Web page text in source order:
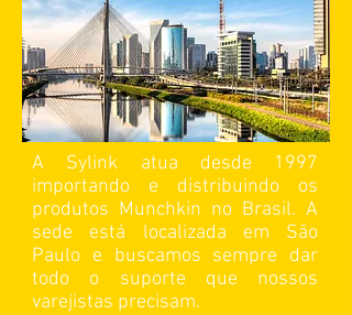
A Sylink atua desde 1997
importando e distribuindo os
produtos Munchkin no Brasil. A
sede está localizada em São
Paulo e buscamos sempre dar
todo o suporte que nossos
varejistas precisam.